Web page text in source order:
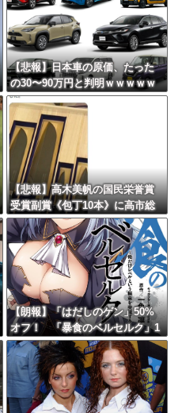
日本旅行キャンセルすべきか…1万年ぶり史上最大級の火山の兆し＝韓国の反応
海外「おめでとうタキ！」リヴァプール南野がバースデーゴール！！
Powered by livedoor 相互RSS
【悲報】日本車の原価、たった
の30〜90万円と判明ｗｗｗｗｗ
ｗｗｗｗｗｗ
【悲報】高木美帆の国民栄誉賞
受賞副賞《包丁10本》に高市総
理の名前も刻印ｗｗｗｗｗｗｗ
ｗｗ
【朗報】「はだしのゲン」50%
オフ！ 「暴食のベルセルク」1
4巻無料ｗｗｗｗｗｗ